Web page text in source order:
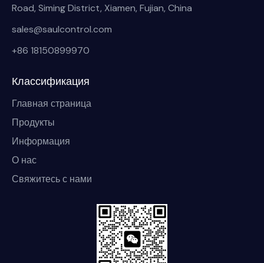
Road, Siming District, Xiamen, Fujian, China
sales@saulcontrol.com
+86 18150899970
Классификация
Главная страница
Продукты
Информация
О нас
Свяжитесь с нами